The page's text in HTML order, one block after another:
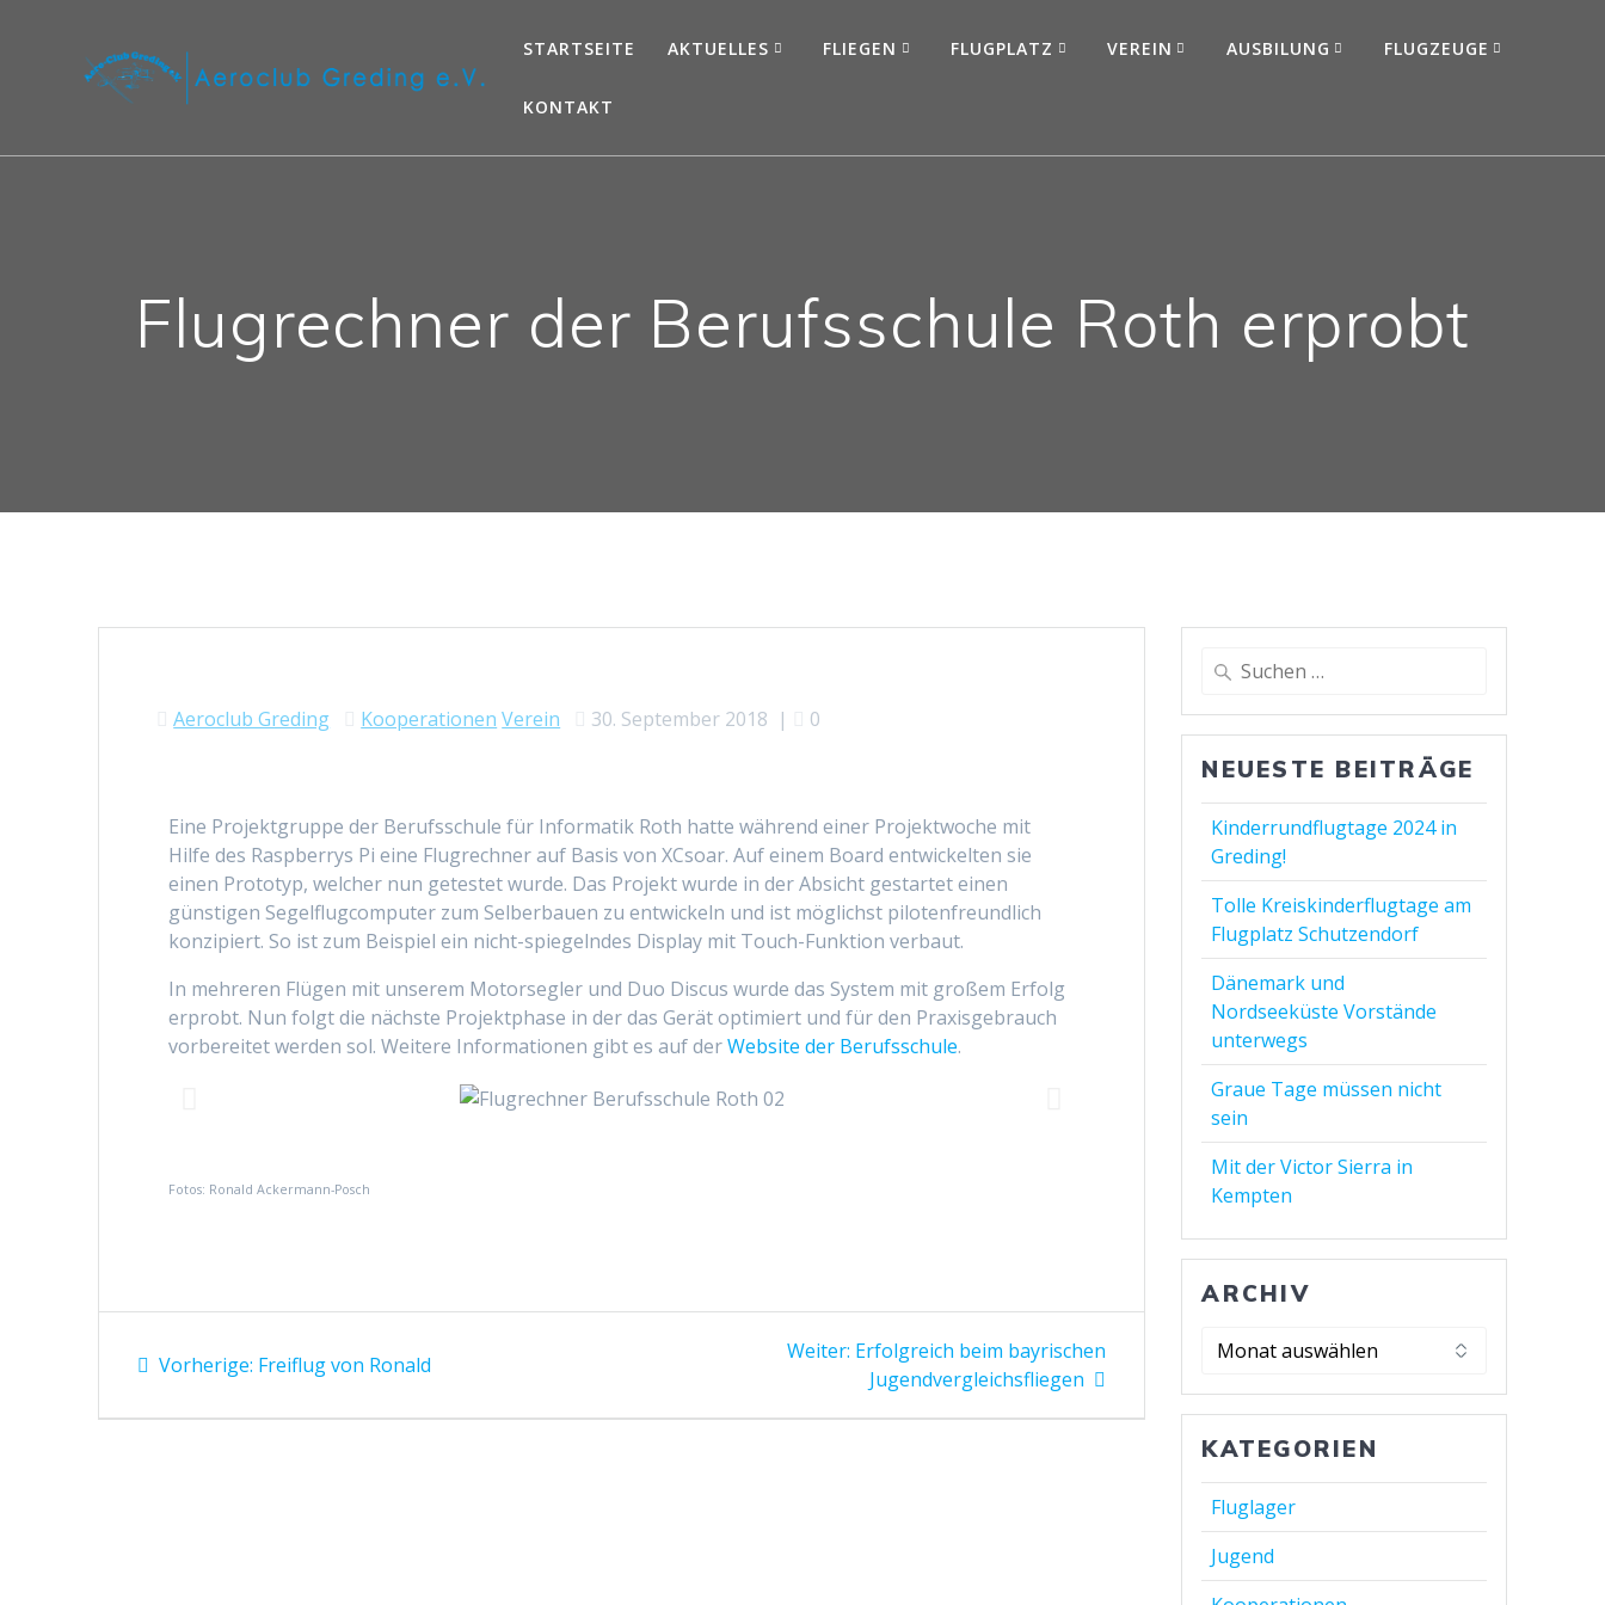
STARTSEITE AKTUELLES FLIEGEN FLUGPLATZ VEREIN AUSBILUNG FLUGZEUGE
KONTAKT
Flugrechner der Berufsschule Roth erprobt
Aeroclub Greding Kooperationen Verein 30. September 2018 | 0
Eine Projektgruppe der Berufsschule für Informatik Roth hatte während einer Projektwoche mit
Hilfe des Raspberrys Pi eine Flugrechner auf Basis von XCsoar. Auf einem Board entwickelten sie
einen Prototyp, welcher nun getestet wurde. Das Projekt wurde in der Absicht gestartet einen
günstigen Segelflugcomputer zum Selberbauen zu entwickeln und ist möglichst pilotenfreundlich
konzipiert. So ist zum Beispiel ein nicht-spiegelndes Display mit Touch-Funktion verbaut.
In mehreren Flügen mit unserem Motorsegler und Duo Discus wurde das System mit großem Erfolg
erprobt. Nun folgt die nächste Projektphase in der das Gerät optimiert und für den Praxisgebrauch
vorbereitet werden sol. Weitere Informationen gibt es auf derWebsite der Berufsschule.
Fotos: Ronald Ackermann-Posch
Vorherige: Freiflug von Ronald
Weiter: Erfolgreich beim bayrischen
Jugendvergleichsfliegen
NEUESTE BEITRÄGE
Kinderrundflugtage 2024 in
Greding!
Tolle Kreiskinderflugtage am
Flugplatz Schutzendorf
Dänemark und
Nordseeküste Vorstände
unterwegs
Graue Tage müssen nicht
sein
Mit der Victor Sierra in
Kempten
ARCHIV
KATEGORIEN
Fluglager
Jugend